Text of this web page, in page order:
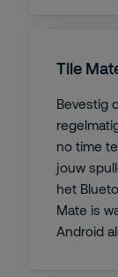
Tile
Bevestig
no time
jouw
het
Mate is
Android